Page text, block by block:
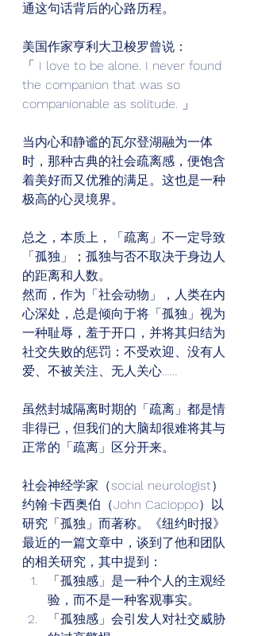
通这句话背后的心路历程。
美国作家亨利大卫梭罗曾说：
「 I love to be alone. I never found
the companion that was so
companionable as solitude. 」
当内心和静谧的瓦尔登湖融为一体
时，那种古典的社会疏离感，便饱含
着美好而又优雅的满足。这也是一种
极高的心灵境界。
总之，本质上，「疏离」不一定导致
「孤独」；孤独与否不取决于身边人
的距离和人数。
然而，作为「社会动物」，人类在内
心深处，总是倾向于将「孤独」视为
一种耻辱，羞于开口，并将其归结为
社交失败的惩罚：不受欢迎、没有人
爱、不被关注、无人关心……
虽然封城隔离时期的「疏离」都是情
非得已，但我们的大脑却很难将其与
正常的「疏离」区分开来。
社会神经学家（social neurologist）
约翰·卡西奥伯（John Cacioppo）以
研究「孤独」而著称。《纽约时报》
最近的一篇文章中，谈到了他和团队
的相关研究，其中提到：
「孤独感」是一种个人的主观经
验，而不是一种客观事实。
「孤独感」会引发人对社交威胁